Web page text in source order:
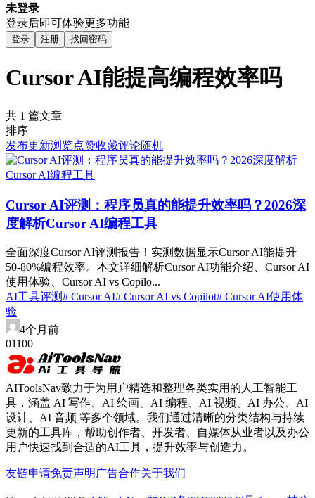
未登录
登录后即可体验更多功能
登录 注册 找回密码
Cursor AI能提高编程效率吗
共 1 篇文章
排序
发布更新浏览点赞收藏评论随机
Cursor AI评测：程序员真的能提升效率吗？2026深
度解析Cursor AI编程工具
全面深度Cursor AI评测报告！实测数据显示Cursor AI能提升
50-80%编程效率。本文详细解析Cursor AI功能介绍、Cursor AI
使用体验、Cursor AI vs Copilo...
AI工具评测# Cursor AI# Cursor AI vs Copilot# Cursor AI使用体
验
4个月前
01100
AIToolsNav致力于为用户精选和整理各类实用的人工智能工
具，涵盖 AI 写作、AI 绘画、AI 编程、AI 视频、AI 办公、AI
设计、AI 音频 等多个领域。我们通过清晰的分类结构与持续
更新的工具库，帮助创作者、开发者、自媒体从业者以及办公
用户快速找到合适的AI工具，提升效率与创造力。
友链申请免责声明 广告合作关于我们